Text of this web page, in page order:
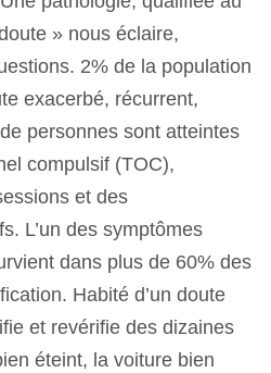
» nous éclaire,
2% de la population
exacerbé, récurrent,
personnes sont atteintes
compulsif (TOC),
et des
L’un des symptômes
dans plus de 60% des
Habité d’un doute
et revérifie des dizaines
éteint, la voiture bien